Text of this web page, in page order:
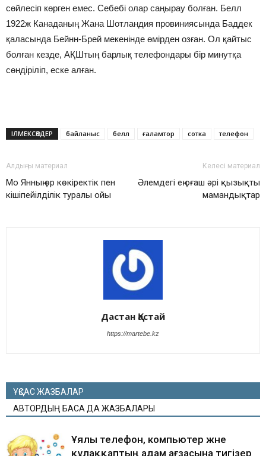
сөйлесіп көрген емес. Себебі олар саңырау болған. Белл
1922ж Канаданың Жана Шотландия провиниясында Баддек
қаласында Бейнн-Брей мекенінде өмірден озған. Ол қайтыс
болған кезде, АҚШтың барлық телефондары бір минутқа
сөндіріліп, еске алған.
ІЛМЕКСӨЗДЕР байланыс белл ғаламтор сотка телефон
Алдыңғы материал
Мо Янның өр көкіректік пен
кішіпейілділік туралы ойы
Келесі материал
Әлемдегі ең оғаш әрі қызықты
мамандықтар
Дастан Қастай
https://martebe.kz
ҰҚСАС ЖАЗБАЛАР
АВТОРДЫҢ БАСҚА ДА ЖАЗБАЛАРЫ
Ұялы телефон, компьютер және
құлаққаптың адам ағзасына тигізер